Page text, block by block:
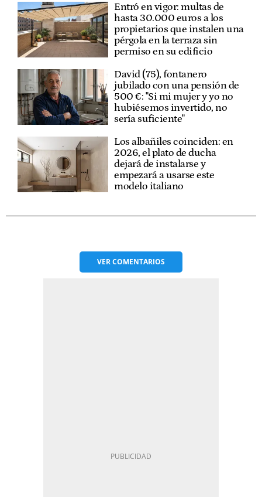
Entró en vigor: multas de
hasta 30.000 euros a los
propietarios que instalen una
pérgola en la terraza sin
permiso en su edificio
David (75), fontanero
jubilado con una pensión de
500 €: "Si mi mujer y yo no
hubiésemos invertido, no
sería suficiente"
Los albañiles coinciden: en
2026, el plato de ducha
dejará de instalarse y
empezará a usarse este
modelo italiano
VERCOMENTARIOS